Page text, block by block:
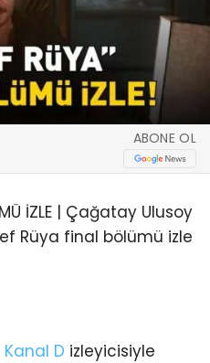
ABONE OL
Kanal D izleyicisiyle